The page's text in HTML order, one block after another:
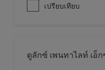
เปรียบเทียบ
ดูลักซ์ เพนทาไลท์ เอ็